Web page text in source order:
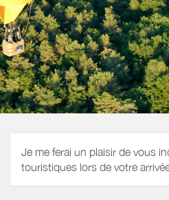
Je me ferai un plaisir de vous
touristiques lors de votre